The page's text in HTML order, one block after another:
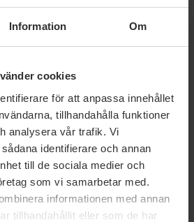
Information Om
cookies
för att anpassa innehållet
tillhandahålla funktioner
analysera vår trafik. Vi
identifierare och annan
till de sociala medier och
som vi samarbetar med.
informationen med annan
tillhandahållit eller som de har
nyheter
Almedalstal
industripaket för hållbar